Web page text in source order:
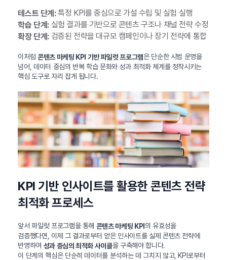
테스트 단계:특정 KPI를 중심으로 가설 수립 및 실험 실행
학습 단계:실험 결과를 기반으로 콘텐츠 구조나 채널 전략 수정
확장 단계:검증된 전략을 대규모 캠페인이나 장기 전략에 통합
이처럼 콘텐츠 마케팅 KPI 기반 파일럿 프로그램은 단순한 시범 운영을
넘어, 데이터 중심의 반복 학습 문화와 성과 최적화 체계를 정착시키는
핵심 도구로 자리 잡게 됩니다.
KPI 기반 인사이트를 활용한 콘텐츠 전략
최적화 프로세스
앞서 파일럿 프로그램을 통해 콘텐츠 마케팅 KPI 의 유효성을
검증했다면, 이제 그 결과로부터 얻은 인사이트를 실제 콘텐츠 전략에
반영하여 성과 중심의 최적화 사이클을 구축해야 합니다.
이 단계의 핵심은 단순히 데이터를 분석하는 데 그치지 않고, KPI로부터